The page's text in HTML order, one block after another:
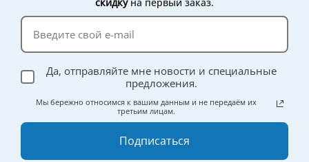
Да, отправляйте мне новости и специальные
предложения.
Мы бережно относимся к вашим данным и не передаём их
третьим лицам.
Подписаться